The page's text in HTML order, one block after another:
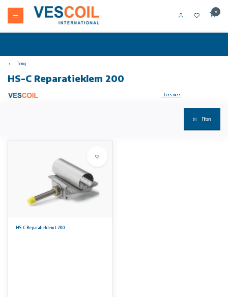
0
Terug
HS-C Reparatieklem 200
HS-C Reparatie klemmen worden gebruikt voor het blijvend herstellen van beschadigde leidingen boven de grond.
Voor water, gas en petrochemische vloeistoffen.
Materiaal: alleen leverbaar in RVS kwaliteit AISI 304
Standaard rubberen pakking: EPDM, geschikt voor water / EPDM-HT / NBR / VITON op aanvraag
NBR-rubber is zonder meerprijs leverbaar.
...Lees meer
Filters
HS-C Reparatieklem L200